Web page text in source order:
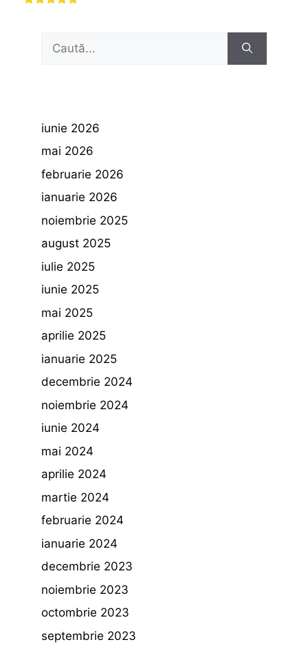
după:
iunie 2026
mai 2026
februarie 2026
ianuarie 2026
noiembrie 2025
august 2025
iulie 2025
iunie 2025
mai 2025
aprilie 2025
ianuarie 2025
decembrie 2024
noiembrie 2024
iunie 2024
mai 2024
aprilie 2024
martie 2024
februarie 2024
ianuarie 2024
decembrie 2023
noiembrie 2023
octombrie 2023
septembrie 2023